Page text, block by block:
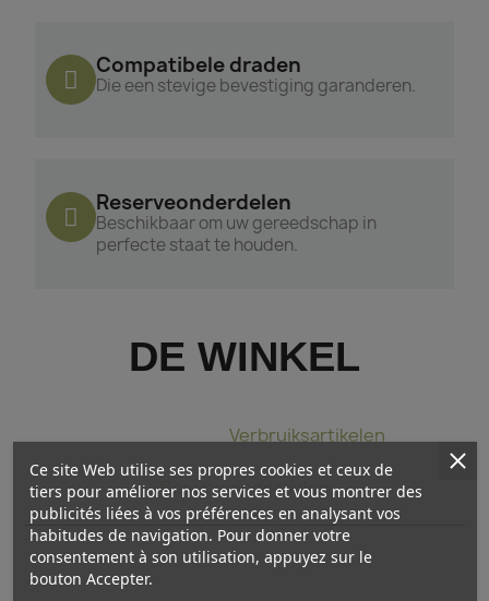
Compatibele draden
Die een stevige bevestiging garanderen.
Reserveonderdelen
Beschikbaar om uw gereedschap in
perfecte staat te houden.
DE WINKEL
Verbruiksartikelen
Reserveonderdelen
Ce site Web utilise ses propres cookies et ceux de
tiers pour améliorer nos services et vous montrer des
publicités liées à vos préférences en analysant vos
habitudes de navigation. Pour donner votre
consentement à son utilisation, appuyez sur le
bouton Accepter.